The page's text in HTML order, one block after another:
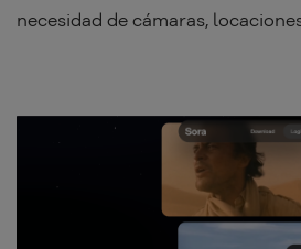
necesidad de cámaras,